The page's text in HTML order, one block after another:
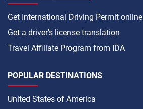
Get International Driving Permit online
Get a driver's license translation
Travel Affiliate Program from IDA
POPULAR DESTINATIONS
United States of America